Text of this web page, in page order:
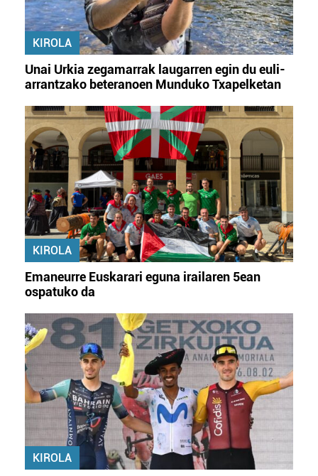
KIROLA
Unai Urkia zegamarrak laugarren egin du euli-
arrantzako beteranoen Munduko Txapelketan
KIROLA
Emaneurre Euskarari eguna irailaren 5ean
ospatuko da
KIROLA